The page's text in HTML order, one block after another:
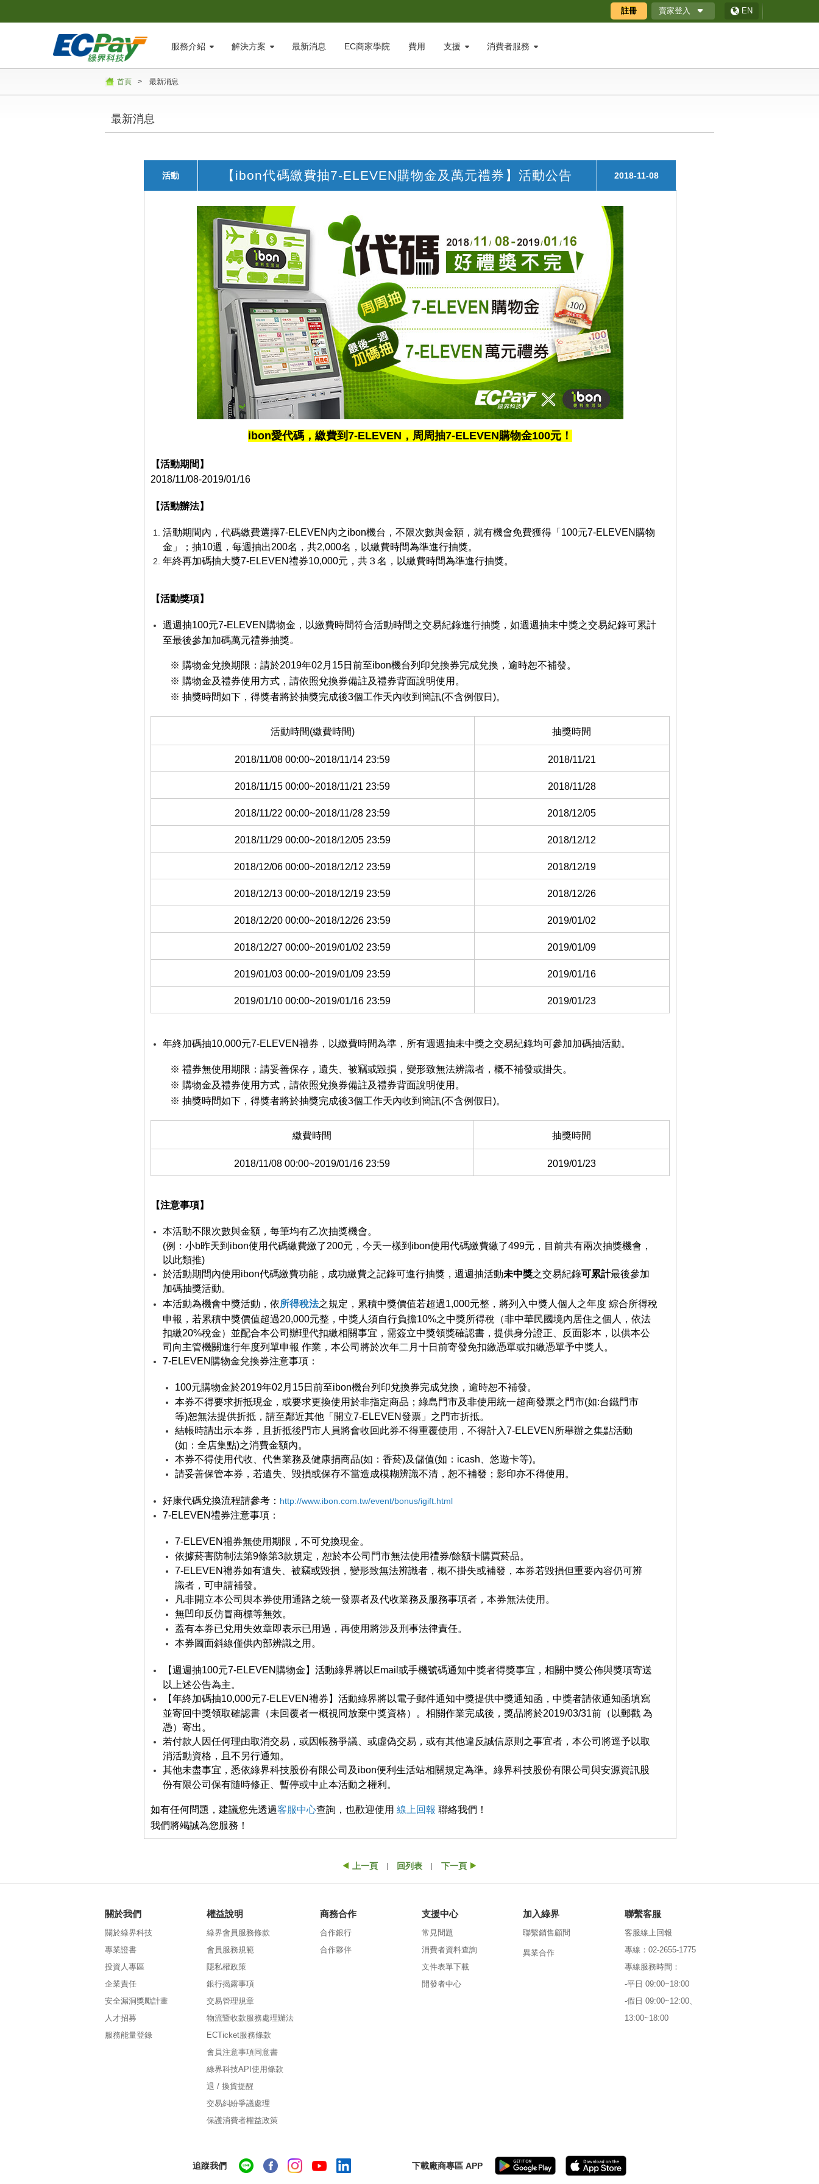
註冊 賣家登入 EN
服務介紹 解決方案 最新消息 EC商家學院 費用 支援 消費者服務
首頁 > 最新消息
最新消息
活動 【ibon代碼繳費抽7-ELEVEN購物金及萬元禮券】活動公告 2018-11-08
ibon愛代碼，繳費到7-ELEVEN，周周抽7-ELEVEN購物金100元！
【活動期間】
2018/11/08-2019/01/16
【活動辦法】
活動期間內，代碼繳費選擇7-ELEVEN內之ibon機台，不限次數與金額，就有機會免費獲得「100元7-ELEVEN購物
金」；抽10週，每週抽出200名，共2,000名，以繳費時間為準進行抽獎。
年終再加碼抽大獎7-ELEVEN禮券10,000元，共３名，以繳費時間為準進行抽獎。
【活動獎項】
週週抽100元7-ELEVEN購物金，以繳費時間符合活動時間之交易紀錄進行抽獎，如週週抽未中獎之交易紀錄可累計
至最後參加加碼萬元禮券抽獎。
※ 購物金兌換期限：請於2019年02月15日前至ibon機台列印兌換券完成兌換，逾時恕不補發。
※ 購物金及禮券使用方式，請依照兌換券備註及禮券背面說明使用。
※ 抽獎時間如下，得獎者將於抽獎完成後3個工作天內收到簡訊(不含例假日)。
活動時間(繳費時間) 抽獎時間
2018/11/08 00:00~2018/11/14 23:59 2018/11/21
2018/11/15 00:00~2018/11/21 23:59 2018/11/28
2018/11/22 00:00~2018/11/28 23:59 2018/12/05
2018/11/29 00:00~2018/12/05 23:59 2018/12/12
2018/12/06 00:00~2018/12/12 23:59 2018/12/19
2018/12/13 00:00~2018/12/19 23:59 2018/12/26
2018/12/20 00:00~2018/12/26 23:59 2019/01/02
2018/12/27 00:00~2019/01/02 23:59 2019/01/09
2019/01/03 00:00~2019/01/09 23:59 2019/01/16
2019/01/10 00:00~2019/01/16 23:59 2019/01/23
年終加碼抽10,000元7-ELEVEN禮券，以繳費時間為準，所有週週抽未中獎之交易紀錄均可參加加碼抽活動。
※ 禮券無使用期限：請妥善保存，遺失、被竊或毀損，變形致無法辨識者，概不補發或掛失。
※ 購物金及禮券使用方式，請依照兌換券備註及禮券背面說明使用。
※ 抽獎時間如下，得獎者將於抽獎完成後3個工作天內收到簡訊(不含例假日)。
繳費時間 抽獎時間
2018/11/08 00:00~2019/01/16 23:59 2019/01/23
【注意事項】
本活動不限次數與金額，每筆均有乙次抽獎機會。
(例：小b昨天到ibon使用代碼繳費繳了200元，今天一樣到ibon使用代碼繳費繳了499元，目前共有兩次抽獎機會，
以此類推)
於活動期間內使用ibon代碼繳費功能，成功繳費之記錄可進行抽獎，週週抽活動未中獎之交易紀錄可累計最後參加
加碼抽獎活動。
本活動為機會中獎活動，依所得稅法之規定，累積中獎價值若超過1,000元整，將列入中獎人個人之年度 綜合所得稅
申報，若累積中獎價值超過20,000元整，中獎人須自行負擔10%之中獎所得稅（非中華民國境內居住之個人，依法
扣繳20%稅金）並配合本公司辦理代扣繳相關事宜，需簽立中獎領獎確認書，提供身分證正、反面影本，以供本公
司向主管機關進行年度列單申報 作業，本公司將於次年二月十日前寄發免扣繳憑單或扣繳憑單予中獎人。
7-ELEVEN購物金兌換券注意事項：
100元購物金於2019年02月15日前至ibon機台列印兌換券完成兌換，逾時恕不補發。
本券不得要求折抵現金，或要求更換使用於非指定商品；綠島門市及非使用統一超商發票之門市(如:台鐵門市
等)恕無法提供折抵，請至鄰近其他「開立7-ELEVEN發票」之門市折抵。
結帳時請出示本券，且折抵後門市人員將會收回此券不得重覆使用，不得計入7-ELEVEN所舉辦之集點活動
(如：全店集點)之消費金額內。
本券不得使用代收、代售業務及健康捐商品(如：香菸)及儲值(如：icash、悠遊卡等)。
請妥善保管本券，若遺失、毀損或保存不當造成模糊辨識不清，恕不補發；影印亦不得使用。
好康代碼兌換流程請參考： http://www.ibon.com.tw/event/bonus/igift.html
7-ELEVEN禮券注意事項：
7-ELEVEN禮券無使用期限，不可兌換現金。
依據菸害防制法第9條第3款規定，恕於本公司門市無法使用禮券/餘額卡購買菸品。
7-ELEVEN禮券如有遺失、被竊或毀損，變形致無法辨識者，概不掛失或補發，本券若毀損但重要內容仍可辨
識者，可申請補發。
凡非開立本公司與本券使用通路之統一發票者及代收業務及服務事項者，本券無法使用。
無凹印反仿冒商標等無效。
蓋有本券已兌用失效章即表示已用過，再使用將涉及刑事法律責任。
本券圖面斜線僅供內部辨識之用。
【週週抽100元7-ELEVEN購物金】活動綠界將以Email或手機號碼通知中獎者得獎事宜，相關中獎公佈與獎項寄送
以上述公告為主。
【年終加碼抽10,000元7-ELEVEN禮券】活動綠界將以電子郵件通知中獎提供中獎通知函，中獎者請依通知函填寫
並寄回中獎領取確認書（未回覆者一概視同放棄中獎資格）。相關作業完成後，獎品將於2019/03/31前（以郵戳 為
憑）寄出。
若付款人因任何理由取消交易，或因帳務爭議、或虛偽交易，或有其他違反誠信原則之事宜者，本公司將逕予以取
消活動資格，且不另行通知。
其他未盡事宜，悉依綠界科技股份有限公司及ibon便利生活站相關規定為準。綠界科技股份有限公司與安源資訊股
份有限公司保有隨時修正、暫停或中止本活動之權利。
如有任何問題，建議您先透過客服中心查詢，也歡迎使用 線上回報 聯絡我們！
我們將竭誠為您服務！
上一頁 回列表 下一頁
關於我們
關於綠界科技
專業證書
投資人專區
企業責任
安全漏洞獎勵計畫
人才招募
服務能量登錄
權益說明
綠界會員服務條款
會員服務規範
隱私權政策
銀行揭露事項
交易管理規章
物流暨收款服務處理辦法
ECTicket服務條款
會員注意事項同意書
綠界科技API使用條款
退 / 換貨提醒
交易糾紛爭議處理
保護消費者權益政策
商務合作
合作銀行
合作夥伴
支援中心
常見問題
消費者資料查詢
文件表單下載
開發者中心
加入綠界
聯繫銷售顧問
異業合作
聯繫客服
客服線上回報
專線：02-2655-1775
專線服務時間：
-平日 09:00~18:00
-假日 09:00~12:00、
13:00~18:00
追蹤我們 下載廠商專區 APP